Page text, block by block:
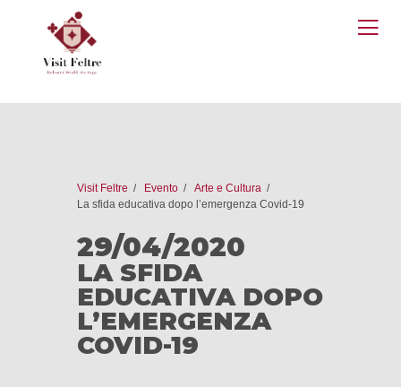
Visit Feltre Evento
Arte e Cultura
La sfida educativa dopo l’emergenza Covid-19
29/04/2020
LA SFIDA
EDUCATIVA DOPO
L’EMERGENZA
COVID-19